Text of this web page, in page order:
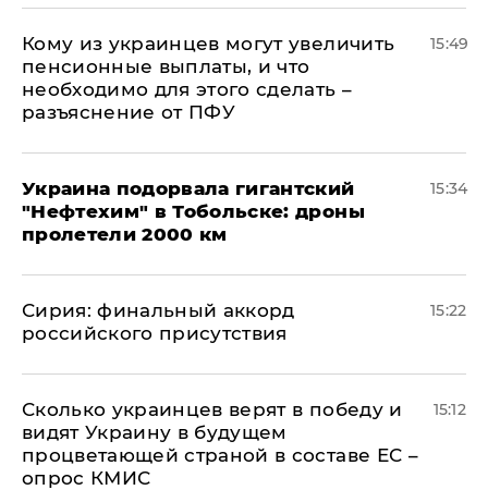
Кому из украинцев могут увеличить
пенсионные выплаты, и что
необходимо для этого сделать –
разъяснение от ПФУ
15:49
Украина подорвала гигантский
"Нефтехим" в Тобольске: дроны
пролетели 2000 км
15:34
​Сирия: финальный аккорд
российского присутствия
15:22
Сколько украинцев верят в победу и
видят Украину в будущем
процветающей страной в составе ЕС –
опрос КМИС
15:12